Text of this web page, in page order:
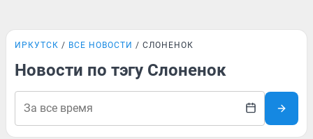
ИРКУТСК ВСЕ НОВОСТИ СЛОНЕНОК
Новости по тэгу Слоненок